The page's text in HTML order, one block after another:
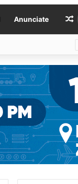
Anunciate